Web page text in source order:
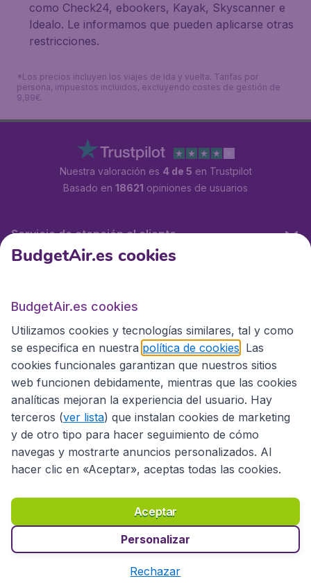
como Check24, ebookers, Kayak, Skyscanner e
Idealo. Le informamos que pueden aplicarse otras
restricciones.
*Los precios incluyen los viajes de ida y vuelta. Tarifas por
persona, impuestos incluidos, excluyendo costes de gestión de
9,99€.
Nuestra valoración es 4 de 5 en Trustpilot
Basado en 18621 opiniones de usuarios
Servicio de atención al cliente
Sitios internacionales
Privacidad
Copyright © 2026
BudgetAir.es cookies
BudgetAir.es cookies
Utilizamos cookies y tecnologías similares, tal y como
se especifica en nuestra política de cookies . Las
cookies funcionales garantizan que nuestros sitios
web funcionen debidamente, mientras que las cookies
analíticas mejoran la experiencia del usuario. Hay
terceros (ver lista) que instalan cookies de marketing
y de otro tipo para hacer seguimiento de cómo
navegas y mostrarte anuncios personalizados. Al
hacer clic en «Aceptar», aceptas todas las cookies.
Aceptar
Personalizar
Rechazar